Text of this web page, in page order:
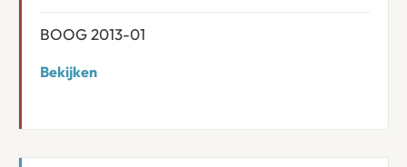
BOOG 2013-01
Bekijken